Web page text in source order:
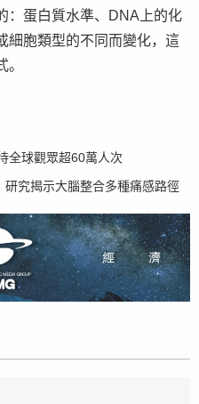
：蛋白質水準、DNA上的化
細胞類型的不同而變化，這
全球觀眾超60萬人次
研究揭示大腦整合多種痛感路徑